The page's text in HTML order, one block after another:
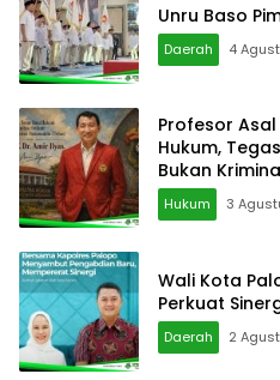
Unru Baso
Daerah 4
Profesor
Hukum,
Bukan
Hukum 3
Wali Kota
Perkuat
Daerah 2